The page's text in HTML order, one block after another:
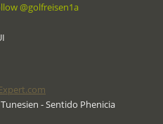
@golfreisen1a
- Sentido Phenicia